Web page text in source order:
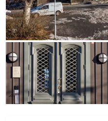
Film